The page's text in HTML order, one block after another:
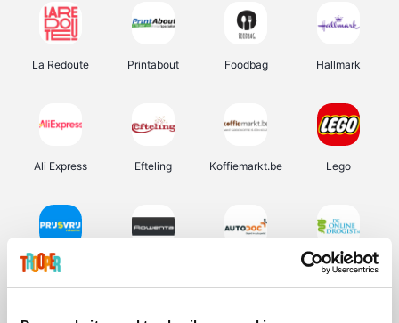
La Redoute Printabout Foodbag Hallmark
Ali Express Efteling Koffiemarkt.be Lego
Prijsvrij De Online Drogist